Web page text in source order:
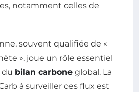
notamment celles de
souvent qualifiée de «
», joue un rôle essentiel
du bilan carbone global. La
à surveiller ces flux est